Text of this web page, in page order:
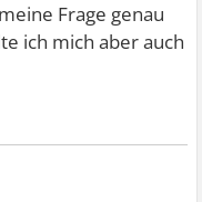
Frage genau
ich mich aber auch